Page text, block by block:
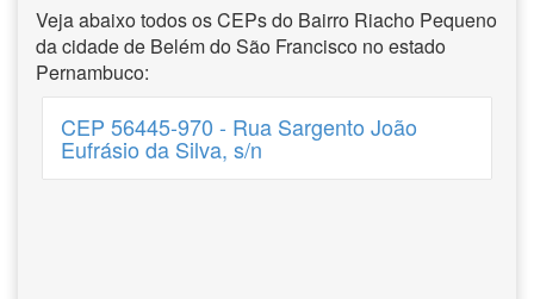
Veja abaixo todos os CEPs do Bairro Riacho Pequeno
da cidade de Belém do São Francisco no estado
Pernambuco:
CEP 56445-970 - Rua Sargento João
Eufrásio da Silva, s/n